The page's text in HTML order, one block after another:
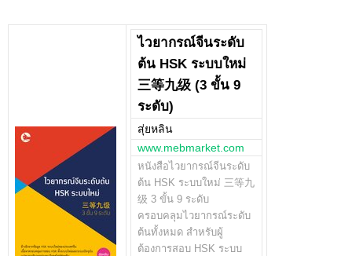
ไวยากรณ์จีนระดับ
ต้น HSK ระบบใหม่
三等九级 (3 ขั้น 9
ระดับ)
สุ่ยหลิน
www.mebmarket.com
หนังสือไวยากรณ์จีนระดับ
ต้น HSK ระบบใหม่ 三等九
级 3 ขั้น 9 ระดับ
ครอบคลุมไวยากรณ์ระดับ
ต้นทั้งหมด สำหรับผู้
ต้องการสอบ HSK ระบบ